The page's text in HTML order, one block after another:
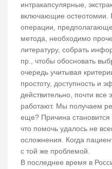
интракапсулярные,
включающие
операции,
метода, необходимо
литературу, собрать
пр., чтобы обосновать
очередь учитывая
простоту, доступность и
действительно, почти все
работают. Мы получаем
еще? Причина становится
что помочь удалось не
осложнения. Когда
с той же проблемой.
В последнее время в